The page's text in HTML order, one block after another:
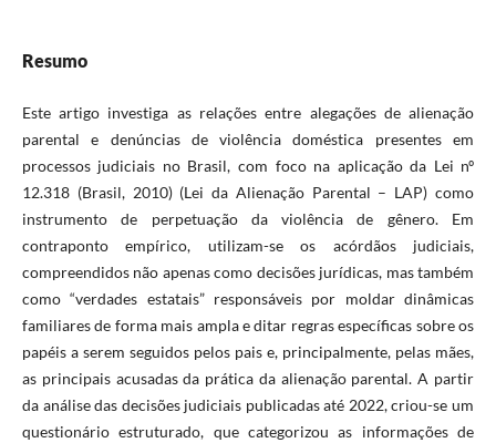
Resumo
Este artigo investiga as relações entre alegações de alienação
parental e denúncias de violência doméstica presentes em
processos judiciais no Brasil, com foco na aplicação da Lei nº
12.318 (Brasil, 2010) (Lei da Alienação Parental – LAP) como
instrumento de perpetuação da violência de gênero. Em
contraponto empírico, utilizam-se os acórdãos judiciais,
compreendidos não apenas como decisões jurídicas, mas também
como “verdades estatais” responsáveis por moldar dinâmicas
familiares de forma mais ampla e ditar regras específicas sobre os
papéis a serem seguidos pelos pais e, principalmente, pelas mães,
as principais acusadas da prática da alienação parental. A partir
da análise das decisões judiciais publicadas até 2022, criou-se um
questionário estruturado, que categorizou as informações de